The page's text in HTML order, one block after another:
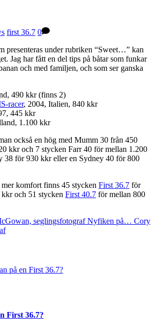
first 36.7 0
presenteras under rubriken “Sweet…” kan
Jag har fått en del tips på båtar som funkar
och med familjen, och som ser ganska
490 kkr (finns 2)
racer, 2004, Italien, 840 kkr
445 kkr
1.100 kkr
också en hög med Mumm 30 från 450
kkr och 7 stycken Farr 40 för mellan 1.200
38 för 930 kkr eller en Sydney 40 för 800
komfort finns 45 stycken First 36.7 för
och 51 stycken First 40.7 för mellan 800
seglingsfotografNyfiken på… Cory
First 36.7?